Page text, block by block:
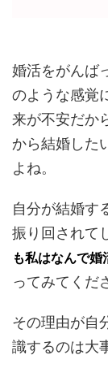
婚活をがんば
のような感覚
来が不安だか
から結婚した
よね。
自分が結婚す
振り回されて
も私はなんで婚
ってみてくだ
その理由が自
識するのは大